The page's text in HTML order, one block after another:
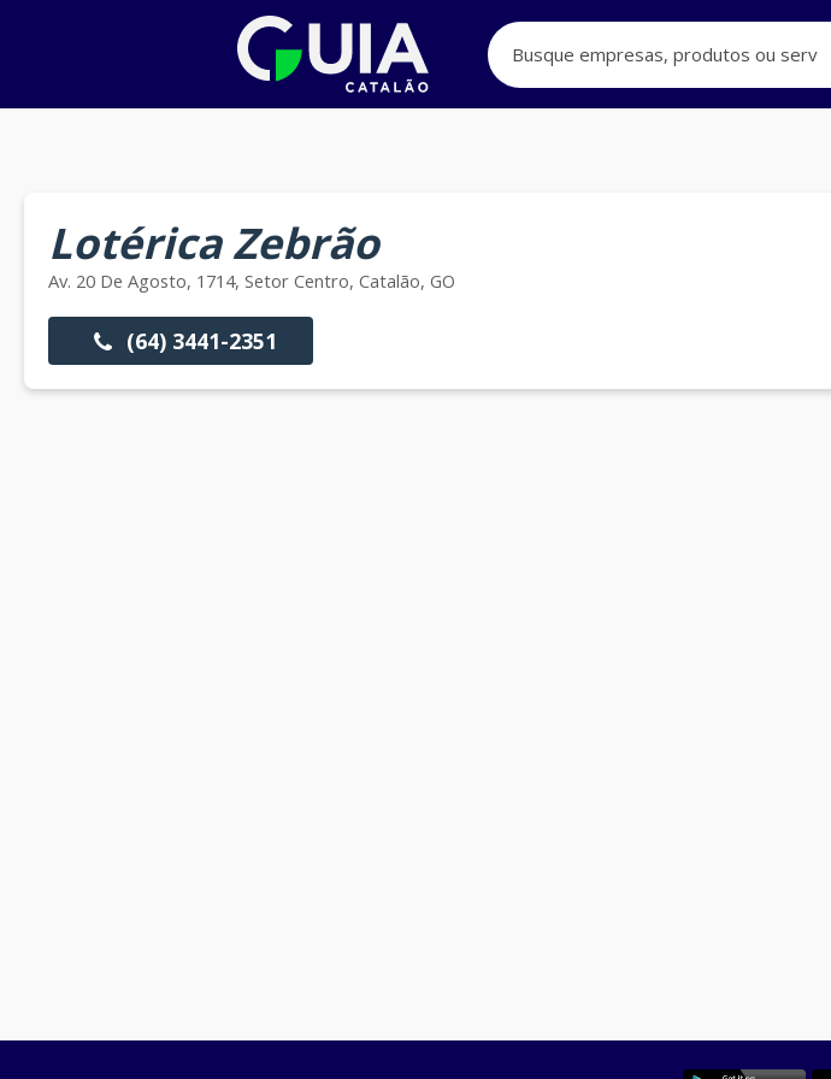
Lotérica Zebrão
Av. 20 De Agosto, 1714, Setor Centro, Catalão, GO
(64) 3441-2351